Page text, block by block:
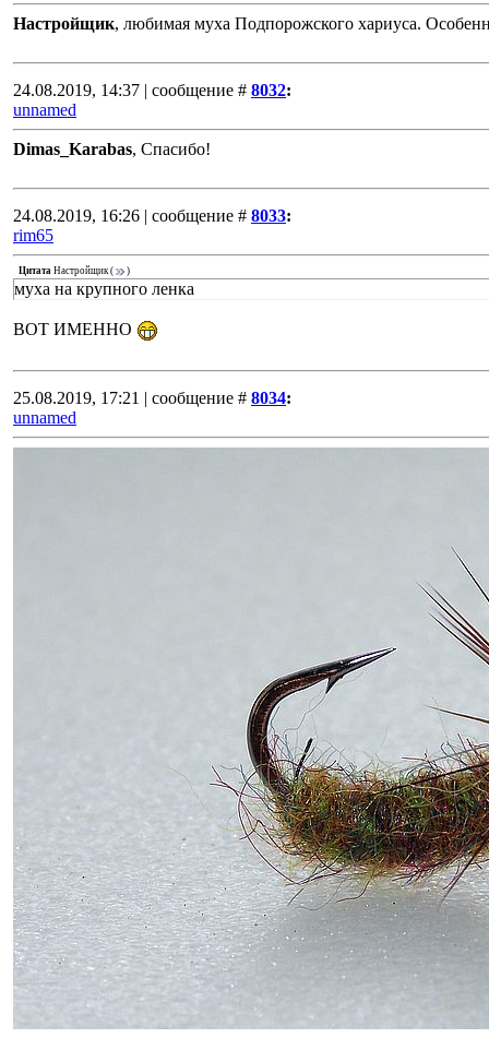
Настройщик, любимая муха Подпорожского хариуса.
24.08.2019, 14:37 | сообщение # 8032:
unnamed
Dimas_Karabas, Спасибо!
24.08.2019, 16:26 | сообщение # 8033:
rim65
Цитата Настройщик( )
муха на крупного ленка
ВОТ ИМЕННО
25.08.2019, 17:21 | сообщение # 8034:
unnamed